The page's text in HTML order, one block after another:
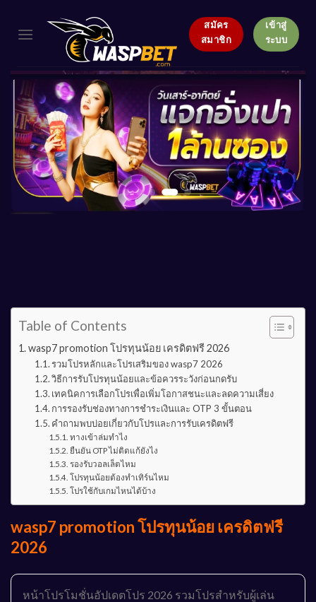
content
สมัคร
สมาชิก
เข้าสู่
ระบบ
Table of Contents
wasp7 promotion โปรทุนน้อย เครดิตฟรี 2026
รวมโปรหลักและโปรเสริมของ wasp7 2026
วิธีการรับโปรทุนน้อยและข้อควรระวังก่อนกดรับ
เทคนิคการเลือกโปรเพื่อเพิ่มโอกาสชนะและลดความเสี่ยง
การรองรับช่องทางการชำระเงินและ OTP 3 ขั้นตอน
คำถามพบบ่อยเกี่ยวกับโปรและการรับเครดิตฟรี
ทางเข้าล่มทำไง
ยืนยัน OTP ไม่ติดแก้ยังไง
รองรับวอลเล็ตไหม
โปรทุนน้อยต้องทำเทิร์นไหม
โปรใช้กับเกมไหนได้บ้าง
wasp7 promotion โปรทุนน้อย เครดิตฟรี
2026
หน้าโปรโมชั่นอัปเดตโปร 2026 รวมโปรสำหรับผู้เล่น